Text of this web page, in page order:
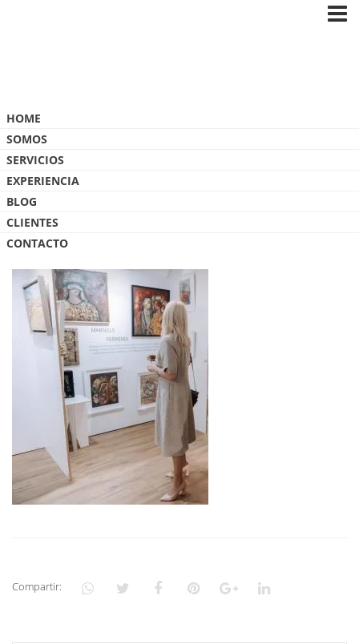
HOME
SOMOS
SERVICIOS
EXPERIENCIA
BLOG
CLIENTES
CONTACTO
IMG_5764
9 ABRIL, 2025
Compartir: